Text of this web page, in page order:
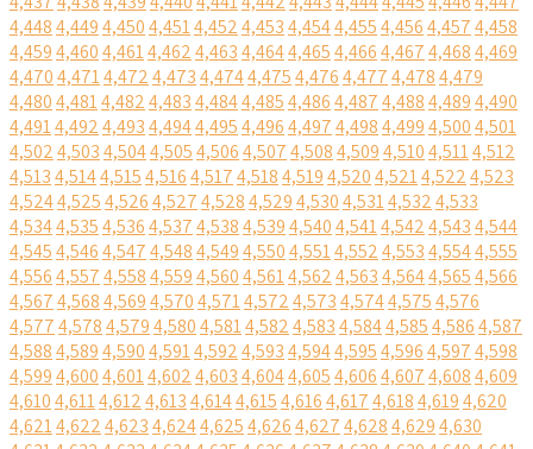
4,4484,4494,4504,4514,4524,4534,4544,4554,4564,4574,458
4,4594,4604,4614,4624,4634,4644,4654,4664,4674,4684,469
4,4704,4714,4724,4734,4744,4754,4764,4774,4784,479
4,4804,4814,4824,4834,4844,4854,4864,4874,4884,4894,490
4,4914,4924,4934,4944,4954,4964,4974,4984,4994,5004,501
4,5024,5034,5044,5054,5064,5074,5084,5094,5104,5114,512
4,5134,5144,5154,5164,5174,5184,5194,5204,5214,5224,523
4,5244,5254,5264,5274,5284,5294,5304,5314,5324,533
4,5344,5354,5364,5374,5384,5394,5404,5414,5424,5434,544
4,5454,5464,5474,5484,5494,5504,5514,5524,5534,5544,555
4,5564,5574,5584,5594,5604,5614,5624,5634,5644,5654,566
4,5674,5684,5694,5704,5714,5724,5734,5744,5754,576
4,5774,5784,5794,5804,5814,5824,5834,5844,5854,5864,587
4,5884,5894,5904,5914,5924,5934,5944,5954,5964,5974,598
4,5994,6004,6014,6024,6034,6044,6054,6064,6074,6084,609
4,6104,6114,6124,6134,6144,6154,6164,6174,6184,6194,620
4,6214,6224,6234,6244,6254,6264,6274,6284,6294,630